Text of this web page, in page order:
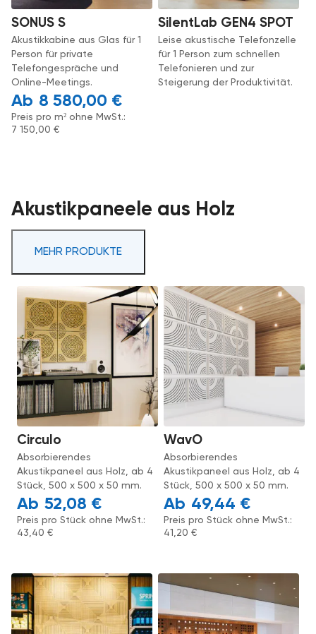
SONUS S
Akustikkabine aus Glas für 1
Person für private
Telefongespräche und
Online-Meetings.
8 580,00 €
Preis pro m² ohne MwSt.:
7 150,00 €
SilentLab GEN4 SPOT
Leise akustische Telefonzelle
für 1 Person zum schnellen
Telefonieren und zur
Steigerung der Produktivität.
Akustikpaneele aus Holz
MEHR PRODUKTE
Circulo
Absorbierendes
Akustikpaneel aus Holz, ab 4
Stück, 500 x 500 x 50 mm.
52,08 €
Preis pro Stück ohne MwSt.:
43,40€
WavO
Absorbierendes
Akustikpaneel aus Holz, ab 4
Stück, 500 x 500 x 50 mm.
49,44 €
Preis pro Stück ohne MwSt.:
41,20€